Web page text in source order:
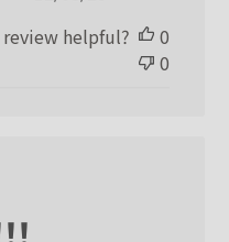
review helpful?
0
0